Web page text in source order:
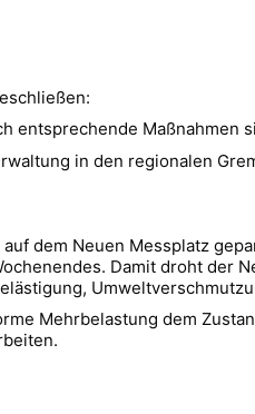
entsprechende Maßnahmen
in den regionalen
dem Neuen Messplatz
Damit droht der
Mehrbelastung dem